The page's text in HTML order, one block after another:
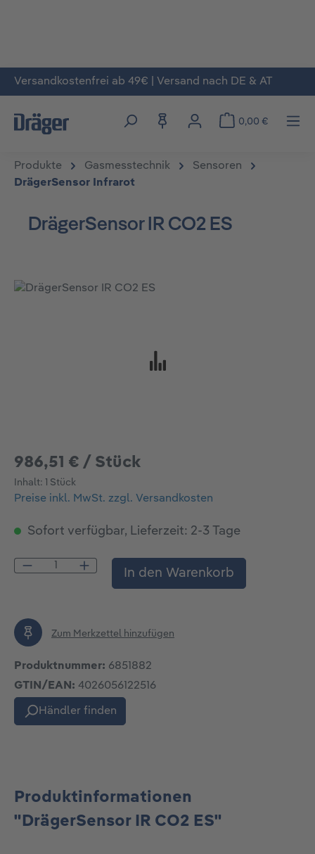
Zum Hauptinhalt springen
Versandkostenfrei ab 49€ | Versand nach DE & AT
0,00 €
Produkte Gasmesstechnik
Sensoren
DrägerSensor Infrarot
DrägerSensor IR CO2 ES
Bildergalerie überspringen
986,51 € / Stück
Inhalt: 1 Stück
Preise inkl. MwSt. zzgl. Versandkosten
Sofort verfügbar, Lieferzeit: 2-3 Tage
Produkt Anzahl: Gib den gewünschten
In den Warenkorb
Zum Merkzettel hinzufügen
Produktnummer: 6851882
GTIN/EAN: 4026056122516
Händler finden
Produktinformationen
"DrägerSensor IR CO2 ES"